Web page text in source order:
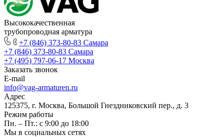
Высококачественная
трубопроводная арматура
+7 (846) 373-80-83 Самара
+7 (846) 373-80-83 Самара
+7 (495) 797-06-17 Москва
Заказать звонок
E-mail
info@vag-armaturen.ru
Адрес
125375, г. Москва, Большой Гнездниковский пер., д. 3
Режим работы
Пн. – Пт.: с 9:00 до 18:00
Мы в социальных сетях